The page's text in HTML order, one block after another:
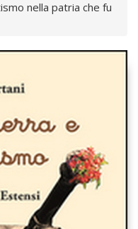
nella patria che fu